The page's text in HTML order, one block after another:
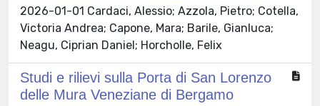
2026-01-01 Cardaci, Alessio; Azzola, Pietro; Cotella,
Victoria Andrea; Capone, Mara; Barile, Gianluca;
Neagu, Ciprian Daniel; Horcholle, Felix
Studi e rilievi sulla Porta di San Lorenzo
delle Mura Veneziane di Bergamo